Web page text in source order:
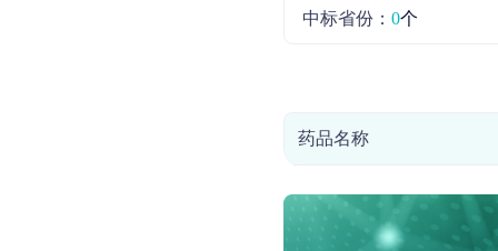
中标省份： 0个
药品名称